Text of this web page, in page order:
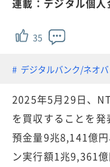
連載：デジタル個人
35
デジタルバンク/ネオ
2025年5月29日、
を買収することを発
預金量9兆8,141億
ン実行額1兆9,361